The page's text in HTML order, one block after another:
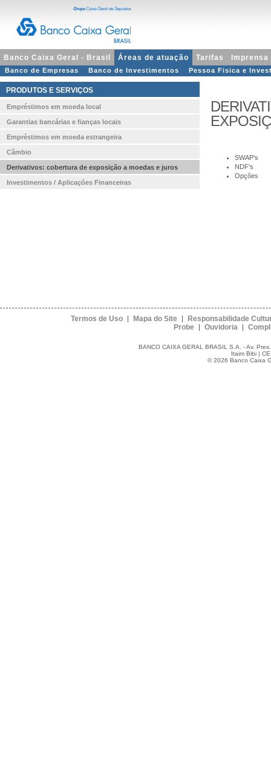
Banco Caixa Geral - Brasil Áreas de atuação Tarifas Imprensa
Banco de Empresas Banco de Investimentos Pessoa Fisica e
SWAP's
NDF's
Opções
PRODUTOS E SERVIÇOS
Empréstimos em moeda local
Garantias bancárias e fianças locais
Empréstimos em moeda estrangeira
Câmbio
Derivativos: cobertura de exposição a moedas e juros
Investimentos / Aplicações Financeiras
Termos de Uso Mapa do Site
Responsabilidade
Probe
Ouvidoria
BANCO CAIXA GERAL BRASIL S.A. - Av.
Itaim Bibi |
© 2026 Banco Caixa